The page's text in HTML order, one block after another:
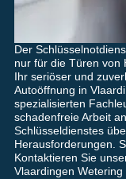
Der
nur für die Türen von
Ihr seriöser und
Autoöffnung in
spezialisierten
schadenfreie Arbeit
Schlüsseldienstes
Herausforderungen.
Kontaktieren Sie
Vlaardingen Wetering